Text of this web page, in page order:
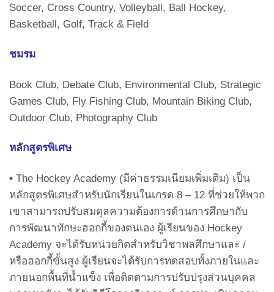
Soccer, Cross Country, Volleyball, Ball Hockey,
Basketball, Golf, Track & Field
ชมรม
Book Club, Debate Club, Environmental Club, Strategic
Games Club, Fly Fishing Club, Mountain Biking Club,
Outdoor Club, Photography Club
หลักสูตรพิเศษ
• The Hockey Academy (มีค่าธรรมเนียมเพิ่มเติม) เป็น
หลักสูตรพิเศษสำหรับนักเรียนในเกรด 8 – 12 ที่ช่วยให้พวก
เขาสามารถปรับสมดุลความต้องการด้านการศึกษากับ
การพัฒนาทักษะฮอกกี้ของตนเอง ผู้เรียนของ Hockey
Academy จะได้รับหน่วยกิตสำหรับวิชาพลศึกษาและ /
หรือฮอกกี้ขั้นสูง ผู้เรียนจะได้รับการทดสอบทั้งภายในและ
ภายนอกพื้นที่น้ำแข็ง เพื่อติดตามการปรับปรุงส่วนบุคคล